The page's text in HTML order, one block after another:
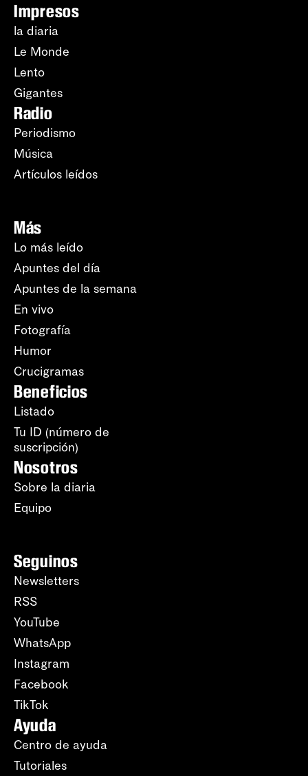
Impresos
la diaria
Le Monde
Lento
Gigantes
Radio
Periodismo
Música
Artículos leídos
Más
Lo más leído
Apuntes del día
Apuntes de la semana
En vivo
Fotografía
Humor
Crucigramas
Beneficios
Listado
Tu ID (número de
suscripción)
Nosotros
Sobre la diaria
Equipo
Seguinos
Newsletters
RSS
YouTube
WhatsApp
Instagram
Facebook
TikTok
Ayuda
Centro de ayuda
Tutoriales